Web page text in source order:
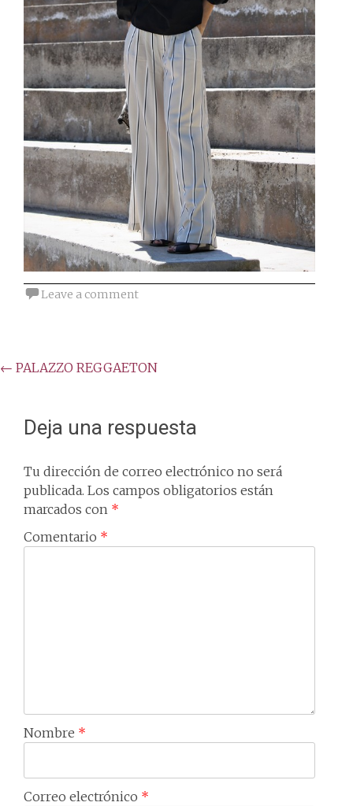
Leave a comment
Post
← PALAZZO REGGAETON
Deja una respuesta
Tu dirección de correo electrónico no será
publicada. Los campos obligatorios están
marcados con *
Comentario *
Nombre *
Correo electrónico *